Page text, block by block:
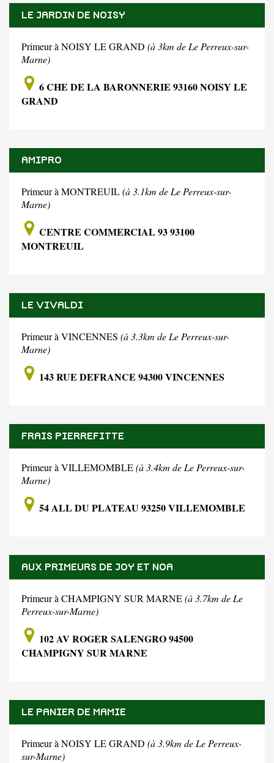
LE JARDIN DE NOISY
Primeur à NOISY LE GRAND (à 3km de Le Perreux-sur-
Marne)
6 CHE DE LA BARONNERIE 93160 NOISY LE
GRAND
AMIPRO
Primeur à MONTREUIL(à 3.1km de Le Perreux-sur-
Marne)
CENTRE COMMERCIAL 93 93100
MONTREUIL
LE VIVALDI
Primeur à VINCENNES (à 3.3km de Le Perreux-sur-
Marne)
143 RUE DEFRANCE 94300 VINCENNES
FRAIS PIERREFITTE
Primeur à VILLEMOMBLE(à 3.4km de Le Perreux-sur-
Marne)
54 ALL DU PLATEAU 93250 VILLEMOMBLE
AUX PRIMEURS DE JOY ET NOA
Primeur à CHAMPIGNY SUR MARNE(à 3.7km de Le
Perreux-sur-Marne)
102 AV ROGER SALENGRO 94500
CHAMPIGNY SUR MARNE
LE PANIER DE MAMIE
Primeur à NOISY LE GRAND (à 3.9km de Le Perreux-
sur-Marne)